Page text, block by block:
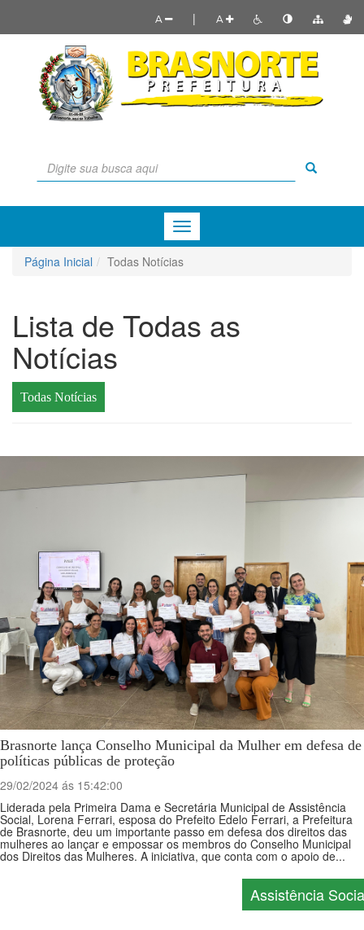
A | A
Menu
de
Navegação
Página Inicial Todas Notícias
Lista de Todas as
Notícias
Todas Notícias
Brasnorte lança Conselho Municipal da Mulher em defesa de
políticas públicas de proteção
29/02/2024 ás 15:42:00
Liderada pela Primeira Dama e Secretária Municipal de Assistência
Social, Lorena Ferrari, esposa do Prefeito Edelo Ferrari, a Prefeitura
de Brasnorte, deu um importante passo em defesa dos direitos das
mulheres ao lançar e empossar os membros do Conselho Municipal
dos Direitos das Mulheres. A iniciativa, que conta com o apoio de...
Assistência